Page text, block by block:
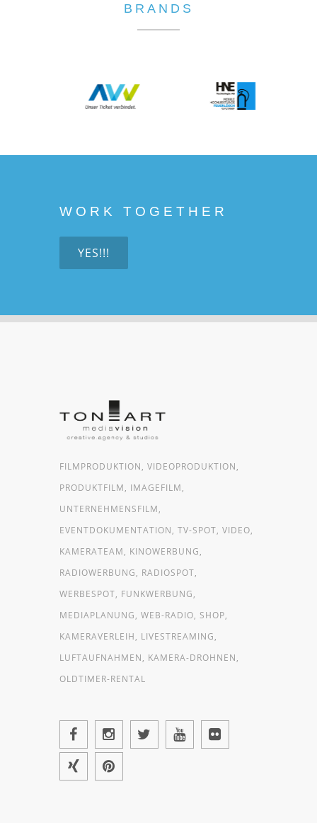
BRANDS
WORK TOGETHER
YES!!!
FILMPRODUKTION, VIDEOPRODUKTION,
PRODUKTFILM, IMAGEFILM,
UNTERNEHMENSFILM,
EVENTDOKUMENTATION, TV-SPOT, VIDEO,
KAMERATEAM, KINOWERBUNG,
RADIOWERBUNG, RADIOSPOT,
WERBESPOT, FUNKWERBUNG,
MEDIAPLANUNG, WEB-RADIO, SHOP,
KAMERAVERLEIH, LIVESTREAMING,
LUFTAUFNAHMEN, KAMERA-DROHNEN,
OLDTIMER-RENTAL